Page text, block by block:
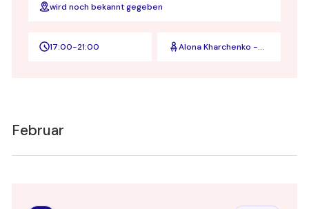
wird noch bekannt gegeben
17:00-21:00
Alona Kharchenko -
Februar